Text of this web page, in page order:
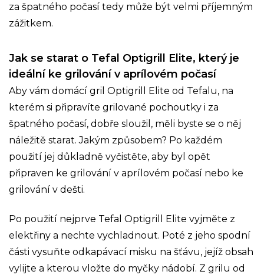
za špatného počasí tedy může být velmi příjemným
zážitkem.
Jak se starat o Tefal Optigrill Elite, který je
ideální ke grilování v aprílovém počasí
Aby vám domácí gril Optigrill Elite od Tefalu, na
kterém si připravíte grilované pochoutky i za
špatného počasí, dobře sloužil, měli byste se o něj
náležitě starat. Jakým způsobem? Po každém
použití jej důkladně vyčistěte, aby byl opět
připraven ke grilování v aprílovém počasí nebo ke
grilování v dešti.
Po použití nejprve Tefal Optigrill Elite vyjměte z
elektřiny a nechte vychladnout. Poté z jeho spodní
části vysuňte odkapávací misku na šťávu, jejíž obsah
vylijte a kterou vložte do myčky nádobí. Z grilu od